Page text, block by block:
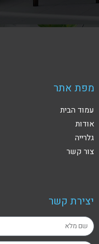
מפת אתר
עמוד הבית
אודות
גלרייה
צור קשר
יצירת קשר